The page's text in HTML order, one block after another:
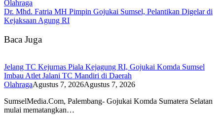
Olahraga
Dr. Mhd. Fatria MH Pimpin Gojukai Sumsel, Pelantikan Digelar di
Kejaksaan Agung RI
Baca Juga
Jelang TC Kejurnas Piala Kejagung RI, Gojukai Komda Sumsel
Imbau Atlet Jalani TC Mandiri di Daerah
OlahragaAgustus 7, 2026Agustus 7, 2026
SumselMedia.Com, Palembang- Gojukai Komda Sumatera Selatan
mulai mematangkan…